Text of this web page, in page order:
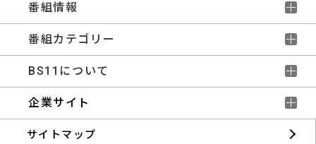
番組情報
番組カテゴリー
BS11について
企業サイト
サイトマップ